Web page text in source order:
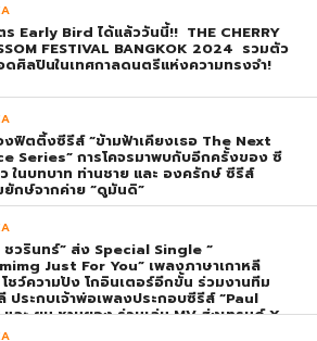
Early Bird ได้แล้ววันนี้!! THE CHERRY
FESTIVAL BANGKOK 2024 รวมตัว
ศิลปินในเทศกาลดนตรีแห่งความทรงจำ!
ฟิตติ้งซีรีส์ “ข้ามฟ้าเคียงเธอ The Next
Series” การโคจรมาพบกับอีกครั้งของ ซี
ในบทบาท ท่านชาย และ องครักษ์ ซีรีส์
กษ์จากค่าย “ดูมันดิ”
ชวรินทร์” ส่ง Special Single “
Just For You” เพลงภาษาเกาหลี
ชว์ความปัง โกอินเตอร์อีกขั้น ร่วมงานทีม
ประกบเจ้าพ่อเพลงประกอบซีรีส์ “Paul
และ ยุน ชานยอง ร่วมเล่น MV ส่งเทรนด์ X
อันดับ 1 โลก